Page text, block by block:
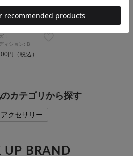
SOLDOUT
：-
ィション: B
円（税込）
カテゴリから探す
アクセサリー
UP BRAND